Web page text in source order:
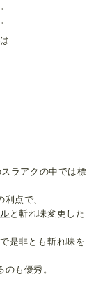
ラアクの中では標
点で、
と斬れ味変更した
是非とも斬れ味を
も優秀。